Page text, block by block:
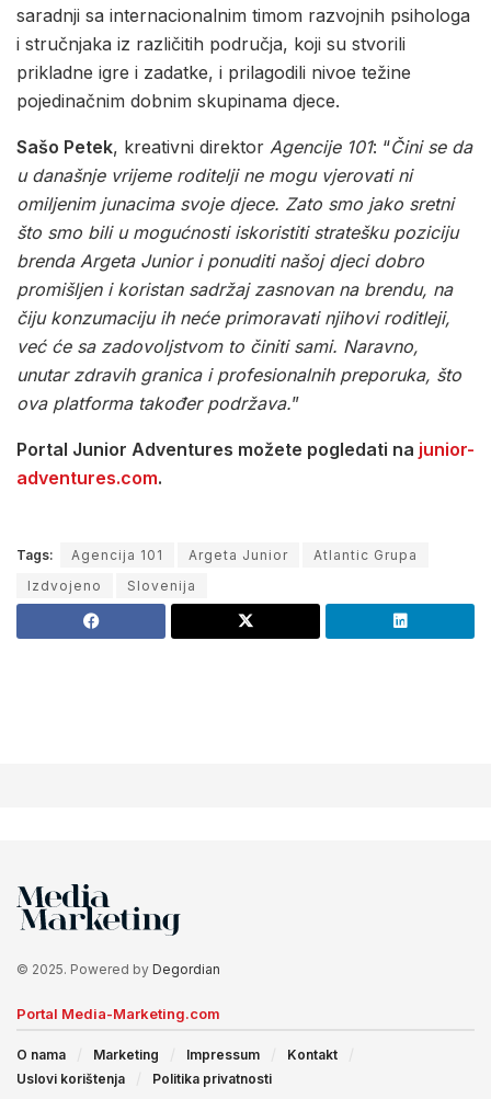
saradnji sa internacionalnim timom razvojnih psihologa
i stručnjaka iz različitih područja, koji su stvorili
prikladne igre i zadatke, i prilagodili nivoe težine
pojedinačnim dobnim skupinama djece.
Sašo Petek, kreativni direktor Agencije 101: “Čini se da
u današnje vrijeme roditelji ne mogu vjerovati ni
omiljenim junacima svoje djece. Zato smo jako sretni
što smo bili u mogućnosti iskoristiti stratešku poziciju
brenda Argeta Junior i ponuditi našoj djeci dobro
promišljen i koristan sadržaj zasnovan na brendu, na
čiju konzumaciju ih neće primoravati njihovi roditleji,
već će sa zadovoljstvom to činiti sami. Naravno,
unutar zdravih granica i profesionalnih preporuka, što
ova platforma također podržava.”
Portal Junior Adventures možete pogledati na junior-
adventures.com.
Tags: Agencija 101 Argeta Junior
Atlantic Grupa
Izdvojeno
Slovenija
© 2025. Powered by Degordian
Portal Media-Marketing.com
O nama Marketing Impressum
Kontakt
Uslovi korištenja
Politika privatnosti